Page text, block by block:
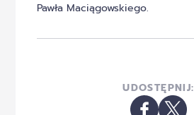
Pawła Maciągowskiego.
UDOSTĘPNIJ: